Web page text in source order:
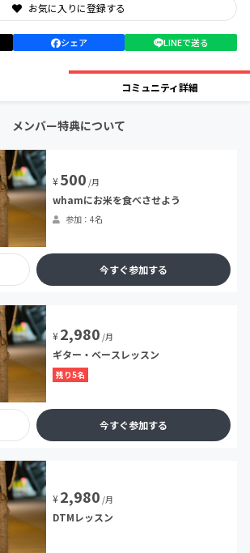
お気に入りに登録する
シェア LINEで送る
コミュニティ詳細
メンバー特典について
¥500 /月
whamにお米を食べさせよう
参加：4名
今すぐ参加する
¥2,980 /月
ギター・ベースレッスン
残り5名
今すぐ参加する
¥2,980 /月
DTMレッスン